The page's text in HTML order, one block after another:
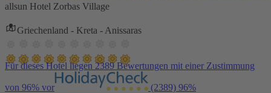
allsun Hotel Zorbas Village
Griechenland - Kreta - Anissaras
Für dieses Hotel liegen 2389 Bewertungen mit einer Zustimmung
von 96% vor (2389) 96%